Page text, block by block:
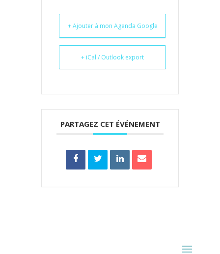
+ Ajouter à mon Agenda Google
+ iCal / Outlook export
PARTAGEZ CET ÉVÉNEMENT